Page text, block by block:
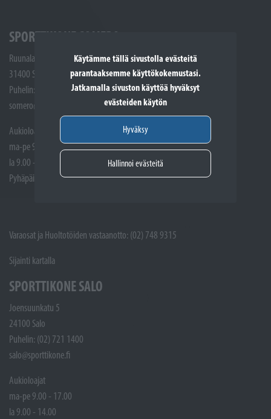
Käytämme tällä sivustolla evästeitä
parantaaksemme käyttökokemustasi.
Jatkamalla sivuston käyttöä hyväksyt
evästeiden käytön
Hyväksy
Hallinnoi evästeitä
SPORTTIKONE SOMERO
Ruunalantie 5
31400 Somero
Puhelin: (02) 748 9300
somero@sporttikone.fi
Aukioloajat
ma-pe 9.00 - 17.00
la 9.00 - 14.00
Pyhäpäivät suljettuna
Varaosat ja Huoltotöiden vastaanotto: (02) 748 9315
Sijainti kartalla
SPORTTIKONE SALO
Joensuunkatu 5
24100 Salo
Puhelin: (02) 721 1400
salo@sporttikone.fi
Aukioloajat
ma-pe 9.00 - 17.00
la 9.00 - 14.00